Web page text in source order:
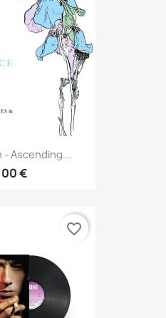
- Ascending...
€
favorite_border